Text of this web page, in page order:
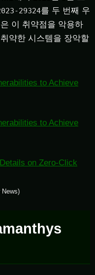
29324를 두 번째 우
이 취약점을 악용하
약한 시스템을 장악할
to Achieve
to Achieve
on Zero-Click
News)